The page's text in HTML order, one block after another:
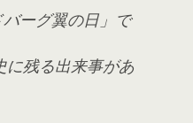
ーグ翼の日」で
に残る出来事があ